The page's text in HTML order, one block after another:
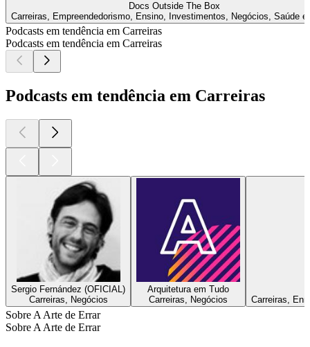
Docs Outside The Box
Carreiras, Empreendedorismo, Ensino, Investimentos, Negócios, Saúde
Podcasts em tendência em Carreiras
Podcasts em tendência em Carreiras
Podcasts em tendência em Carreiras
Sergio Fernández (OFICIAL)
Carreiras, Negócios
Arquitetura em Tudo
Carreiras, Negócios
Carreiras,
Sobre A Arte de Errar
Sobre A Arte de Errar